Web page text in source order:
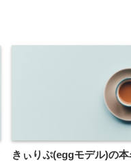
きぃりぷ(eggモデル)の